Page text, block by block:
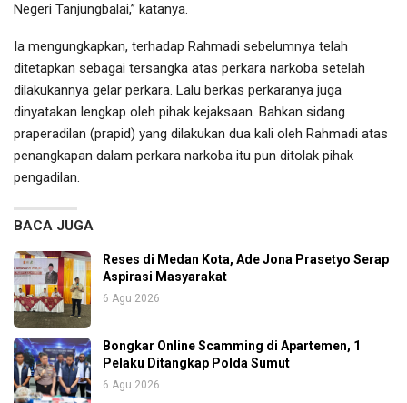
Negeri Tanjungbalai,” katanya.
Ia mengungkapkan, terhadap Rahmadi sebelumnya telah
ditetapkan sebagai tersangka atas perkara narkoba setelah
dilakukannya gelar perkara. Lalu berkas perkaranya juga
dinyatakan lengkap oleh pihak kejaksaan. Bahkan sidang
praperadilan (prapid) yang dilakukan dua kali oleh Rahmadi atas
penangkapan dalam perkara narkoba itu pun ditolak pihak
pengadilan.
BACA JUGA
Reses di Medan Kota, Ade Jona Prasetyo Serap
Aspirasi Masyarakat
6 Agu 2026
Bongkar Online Scamming di Apartemen, 1
Pelaku Ditangkap Polda Sumut
6 Agu 2026